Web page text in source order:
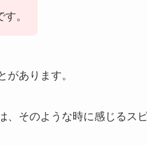
。
あります。
、そのような時に感じるス